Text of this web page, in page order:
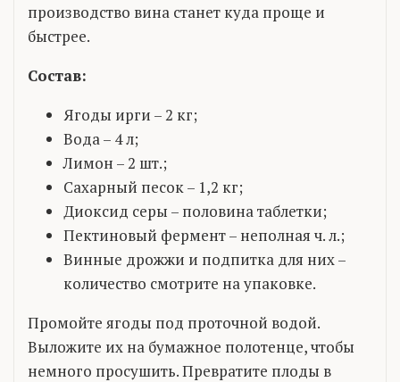
производство вина станет куда проще и
быстрее.
Состав:
Ягоды ирги – 2 кг;
Вода – 4 л;
Лимон – 2 шт.;
Сахарный песок – 1,2 кг;
Диоксид серы – половина таблетки;
Пектиновый фермент – неполная ч. л.;
Винные дрожжи и подпитка для них –
количество смотрите на упаковке.
Промойте ягоды под проточной водой.
Выложите их на бумажное полотенце, чтобы
немного просушить. Превратите плоды в